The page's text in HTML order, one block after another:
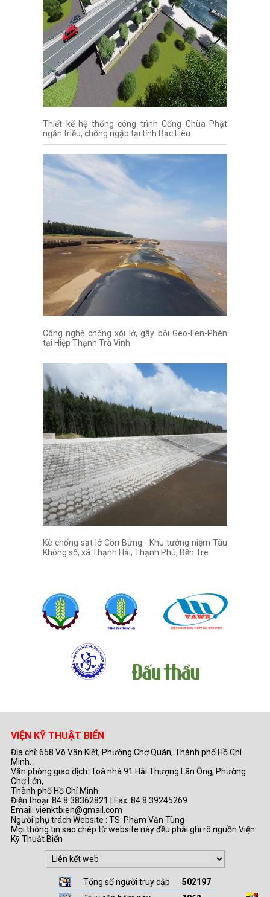
Thiết kế hệ thống công trình Cống Chùa Phật
ngăn triều, chống ngập tại tỉnh Bạc Liêu
Công nghệ chống xói lở, gây bồi Geo-Fen-Phên
tại Hiệp Thạnh Trà Vinh
Kè chống sạt lở Cồn Bửng - Khu tưởng niệm Tàu
Không số, xã Thạnh Hải, Thạnh Phú, Bến Tre
VIỆN KỸ THUẬT BIỂN
Địa chỉ: 658 Võ Văn Kiệt, Phường Chợ Quán, Thành phố Hồ Chí
Minh.
Văn phòng giao dịch: Toà nhà 91 Hải Thượng Lãn Ông, Phường
Chợ Lớn,
Thành phố Hồ Chí Minh
Điện thoại: 84.8.38362821 | Fax: 84.8.39245269
Email: vienktbien@gmail.com
Người phụ trách Website : TS. Phạm Văn Tùng
Mọi thông tin sao chép từ website này đều phải ghi rõ nguồn Viện
Kỹ Thuật Biển
Tổng số người truy cập
502197